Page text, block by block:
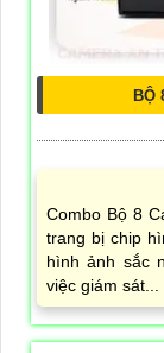
BỘ
Combo Bộ 8
trang bị chip
hình ảnh sắc
việc giám sát...